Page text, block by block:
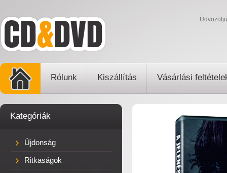
Rólunk Kiszállítás Vásárlási
Kategóriák
Újdonság
Ritkaságok